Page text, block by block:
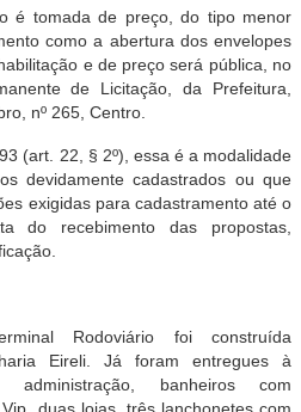
é tomada de preço, do tipo menor
como a abertura dos envelopes
e de preço será pública, no
de Licitação, da Prefeitura,
nº 265, Centro.
(art. 22, § 2º), essa é a modalidade
devidamente cadastrados ou que
exigidas para cadastramento até o
do recebimento das propostas,
Rodoviário foi construída
Eireli. Já foram entregues à
administração, banheiros com